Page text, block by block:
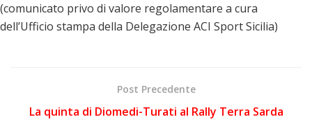
(comunicato privo di valore regolamentare a cura
dell’Ufficio stampa della Delegazione ACI Sport Sicilia)
Post Precedente
La quinta di Diomedi-Turati al Rally Terra Sarda